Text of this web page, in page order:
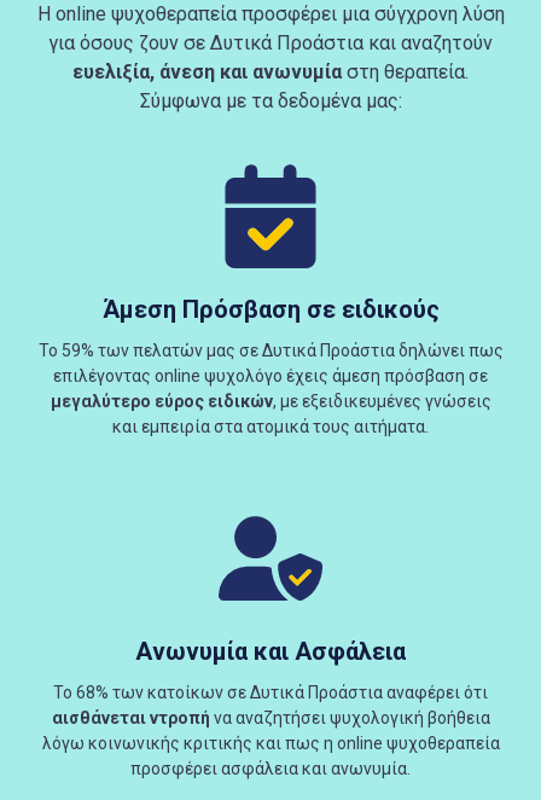
Η online ψυχοθεραπεία προσφέρει μια σύγχρονη λύση
για όσους ζουν σε Δυτικά Προάστια και αναζητούν
ευελιξία, άνεση και ανωνυμία στη θεραπεία.
Σύμφωνα με τα δεδομένα μας:
Άμεση Πρόσβαση σε ειδικούς
Το 59% των πελατών μας σε Δυτικά Προάστια δηλώνει πως
επιλέγοντας online ψυχολόγο έχεις άμεση πρόσβαση σε
μεγαλύτερο εύρος ειδικών, με εξειδικευμένες γνώσεις
και εμπειρία στα ατομικά τους αιτήματα.
Ανωνυμία και Ασφάλεια
Το 68% των κατοίκων σε Δυτικά Προάστια αναφέρει ότι
αισθάνεται ντροπή να αναζητήσει ψυχολογική βοήθεια
λόγω κοινωνικής κριτικής και πως η online ψυχοθεραπεία
προσφέρει ασφάλεια και ανωνυμία.